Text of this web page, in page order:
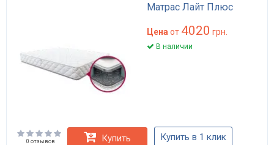
Матрас Лайт Плюс
Цена от 4020 грн.
В наличии
0 отзывов Купить Купить в 1 клик